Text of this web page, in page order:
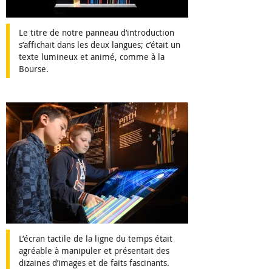
Le titre de notre panneau d’introduction
s’affichait dans les deux langues; c’était un
texte lumineux et animé, comme à la
Bourse.
L’écran tactile de la ligne du temps était
agréable à manipuler et présentait des
dizaines d’images et de faits fascinants.